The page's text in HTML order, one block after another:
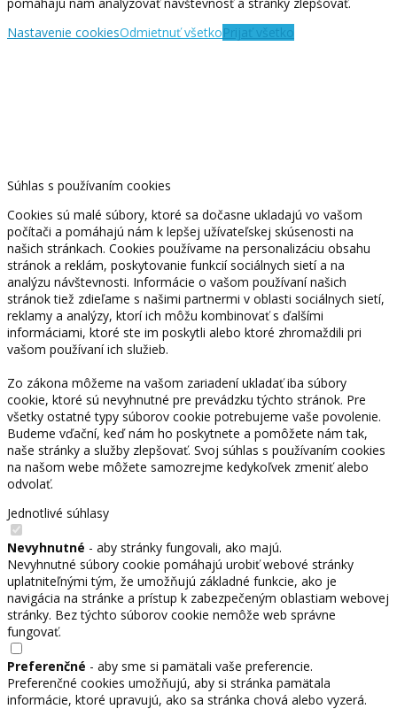
Nastavenie cookiesOdmietnuť všetkoPrijať všetko
Súhlas s používaním cookies
Cookies sú malé súbory, ktoré sa dočasne ukladajú vo vašom
počítači a pomáhajú nám k lepšej užívateľskej skúsenosti na
našich stránkach. Cookies používame na personalizáciu obsahu
stránok a reklám, poskytovanie funkcií sociálnych sietí a na
analýzu návštevnosti. Informácie o vašom používaní našich
stránok tiež zdieľame s našimi partnermi v oblasti sociálnych sietí,
reklamy a analýzy, ktorí ich môžu kombinovať s ďalšími
informáciami, ktoré ste im poskytli alebo ktoré zhromaždili pri
vašom používaní ich služieb.
Zo zákona môžeme na vašom zariadení ukladať iba súbory
cookie, ktoré sú nevyhnutné pre prevádzku týchto stránok. Pre
všetky ostatné typy súborov cookie potrebujeme vaše povolenie.
Budeme vďační, keď nám ho poskytnete a pomôžete nám tak,
naše stránky a služby zlepšovať. Svoj súhlas s používaním cookies
na našom webe môžete samozrejme kedykoľvek zmeniť alebo
odvolať.
Jednotlivé súhlasy
Nevyhnutné - aby stránky fungovali, ako majú.
Nevyhnutné súbory cookie pomáhajú urobiť webové stránky
uplatniteľnými tým, že umožňujú základné funkcie, ako je
navigácia na stránke a prístup k zabezpečeným oblastiam webovej
stránky. Bez týchto súborov cookie nemôže web správne
fungovať.
Preferenčné - aby sme si pamätali vaše preferencie.
Preferenčné cookies umožňujú, aby si stránka pamätala
informácie, ktoré upravujú, ako sa stránka chová alebo vyzerá.